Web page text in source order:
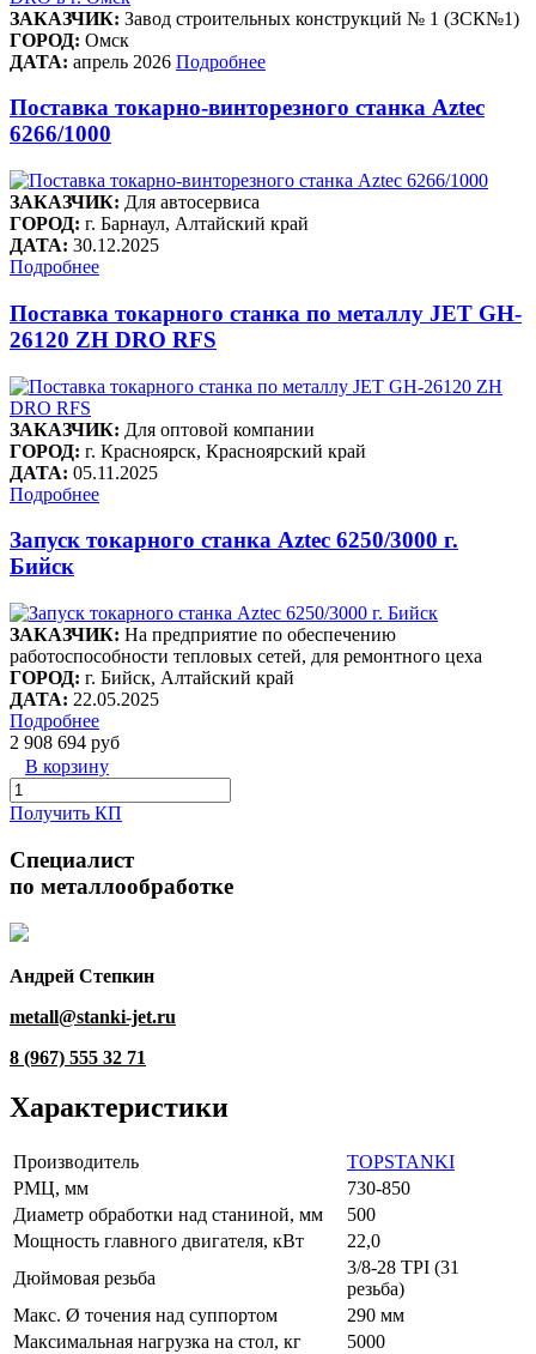
ЗАКАЗЧИК: Завод строительных конструкций № 1 (ЗСК№1)
ГОРОД: Омск
ДАТА: апрель 2026 Подробнее
Поставка токарно-винторезного станка Aztec
6266/1000
ЗАКАЗЧИК: Для автосервиса
ГОРОД: г. Барнаул, Алтайский край
ДАТА: 30.12.2025
Подробнее
Поставка токарного станка по металлу JET GH-
26120 ZH DRO RFS
ЗАКАЗЧИК: Для оптовой компании
ГОРОД: г. Красноярск, Красноярский край
ДАТА: 05.11.2025
Подробнее
Запуск токарного станка Aztec 6250/3000 г.
Бийск
ЗАКАЗЧИК: На предприятие по обеспечению
работоспособности тепловых сетей, для ремонтного цеха
ГОРОД: г. Бийск, Алтайский край
ДАТА: 22.05.2025
Подробнее
2 908 694 руб
В корзину
Получить КП
Специалист
по металлообработке
Андрей Степкин
metall@stanki-jet.ru
8 (967) 555 32 71
Характеристики
Производитель
TOPSTANKI
РМЦ, мм
730-850
Диаметр обработки над станиной, мм
500
Мощность главного двигателя, кВт
22,0
Дюймовая резьба
3/8-28 TPI (31
резьба)
Макс. Ø точения над суппортом
290 мм
Максимальная нагрузка на стол, кг
5000